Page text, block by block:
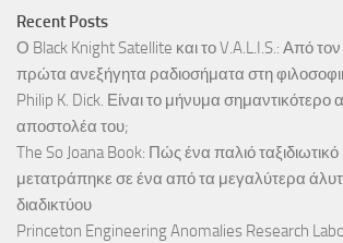
Recent Posts
Ο Black Knight Satellite και το V.A.L.I.S.: Από
πρώτα ανεξήγητα ραδιοσήματα στη
Philip K. Dick. Είναι το μήνυμα σημαντικότερο
αποστολέα του;
The So Joana Book: Πώς ένα παλιό ταξιδιωτικό
μετατράπηκε σε ένα από τα μεγαλύτερα
διαδικτύου
Princeton Engineering Anomalies Research